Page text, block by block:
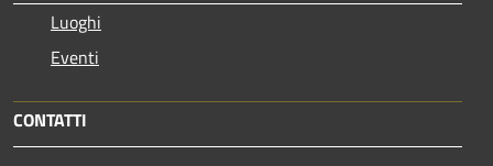
Luoghi
Eventi
CONTATTI